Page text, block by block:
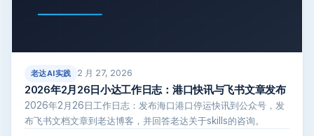
老达AI实践 2 月 27, 2026
2026年2月26日小达工作日志：港口快讯与飞书文章发布
2026年2月26日工作日志：发布海口港口停运快讯到公众号，发
布飞书文档文章到老达博客，并回答老达关于skills的咨询。